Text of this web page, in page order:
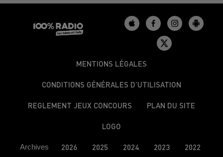
MENTIONS LÉGALES
CONDITIONS GÉNÉRALES D’UTILISATION
REGLEMENT JEUX CONCOURS PLAN DU SITE
LOGO
Archives 2026 2025 2024 2023 2022